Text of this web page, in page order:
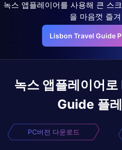
녹스 앱플레이어를 사용해 큰 스
을 마음껏 즐
Lisbon Travel Guide
녹스 앱플레이어로
Guide 플
PC버전 다운로드